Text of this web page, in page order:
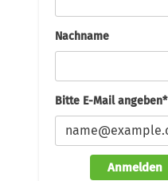
Nachname
Bitte E-Mail angeben*
Anmelden